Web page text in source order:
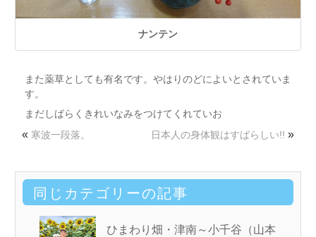
ナンテン
また薬草としても有名です。やはりのどによいとされていま
す。
まだしばらくきれいなみをつけてくれていお
« 寒波一段落。 日本人の身体観はすばらしい!! »
同じカテゴリーの記事
ひまわり畑・津南～小千谷（山本